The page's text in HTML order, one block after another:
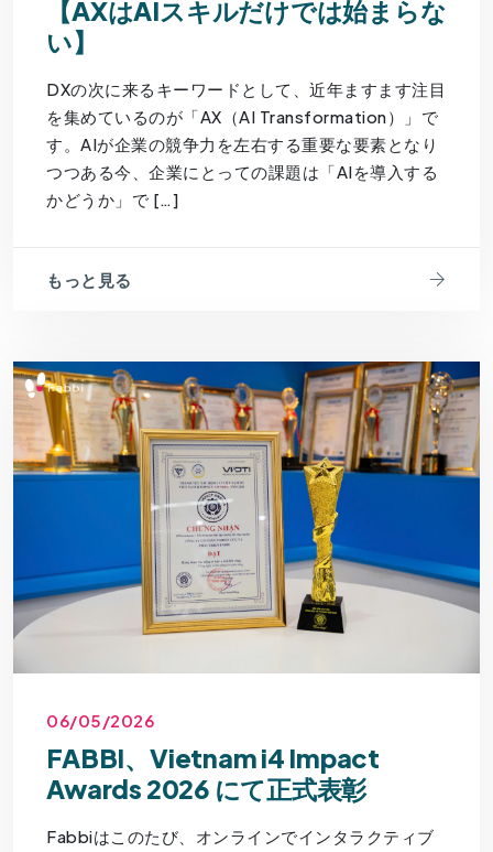
【AXはAIスキルだけでは始まらな
い】
DXの次に来るキーワードとして、近年ますます注目
を集めているのが「AX（AI Transformation）」で
す。AIが企業の競争力を左右する重要な要素となり
つつある今、企業にとっての課題は「AIを導入する
かどうか」で […]
もっと見る
06/05/2026
FABBI、Vietnam i4 Impact
Awards 2026 にて正式表彰
Fabbiはこのたび、オンラインでインタラクティブ